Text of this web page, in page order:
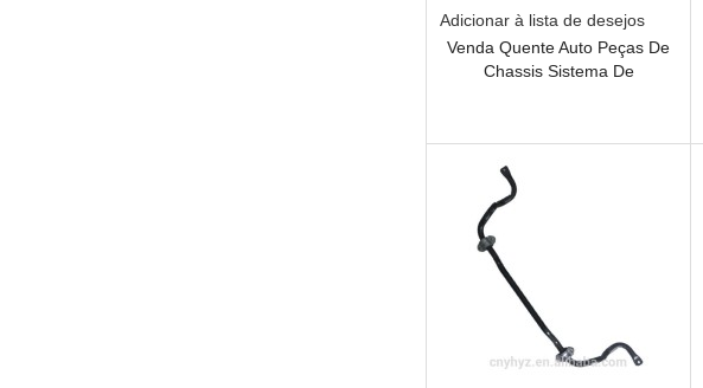
Adicionar à lista de desejos
Venda Quente Auto Peças De
Chassis Sistema De